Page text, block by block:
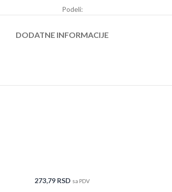
Podeli:
DODATNE INFORMACIJE
273,79 RSD sa PDV